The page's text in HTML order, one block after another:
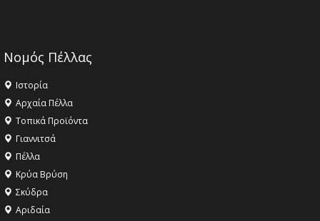
Νομός Πέλλας
Ιστορία
Αρχαία Πέλλα
Τοπικά Προϊόντα
Γιαννιτσά
Πέλλα
Κρύα Βρύση
Σκύδρα
Αριδαία